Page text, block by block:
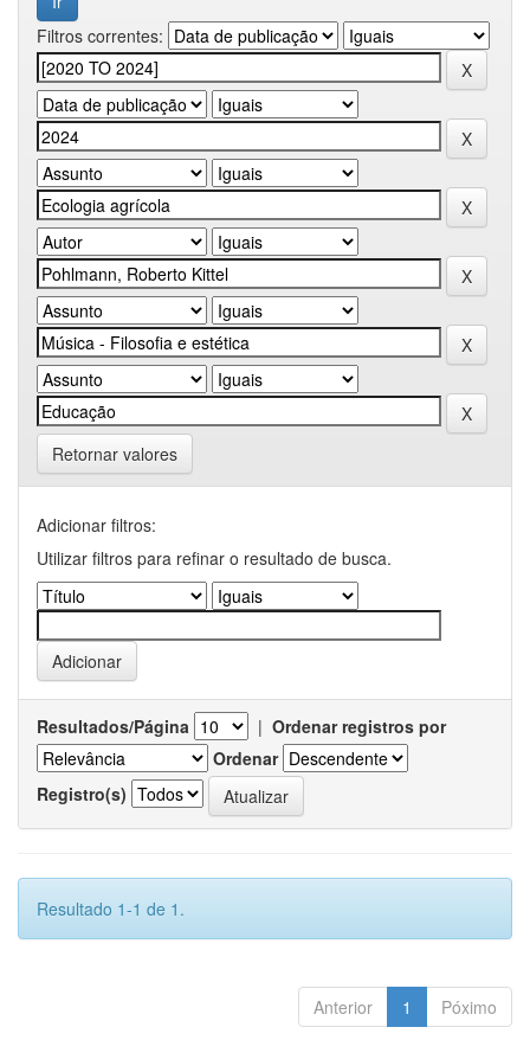
Filtros correntes:
Retornar valores
Adicionar filtros:
Utilizar filtros para refinar o resultado de busca.
Resultados/Página | Ordenar registros por
Ordenar
Registro(s)
Resultado 1-1 de 1.
Anterior 1 Póximo